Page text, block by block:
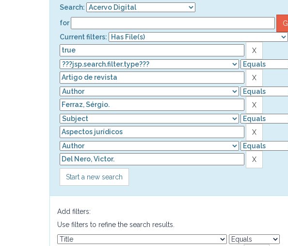
Search:
for
Current filters:
Start a new search
Add filters:
Use filters to refine the search results.